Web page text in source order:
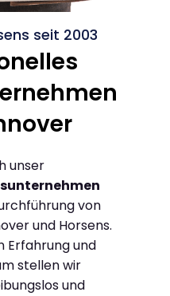
seit 2003
unser
von
und Horsens.
Erfahrung und
stellen wir
und